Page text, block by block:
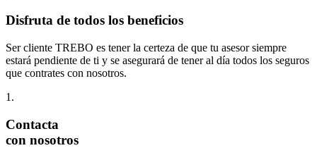
Disfruta de todos los beneficios
Ser cliente TREBO es tener la certeza de que tu asesor siempre
estará pendiente de ti y se asegurará de tener al día todos los seguros
que contrates con nosotros.
1.
Contacta
con nosotros